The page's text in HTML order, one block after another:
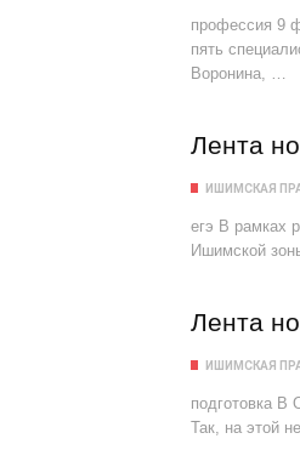
профессия 9
пять
Воронина, …
Лента
ИШИМСКАЯ
егэ В рамках
Ишимской
Лента
ИШИМСКАЯ
подготовка В
Так, на этой